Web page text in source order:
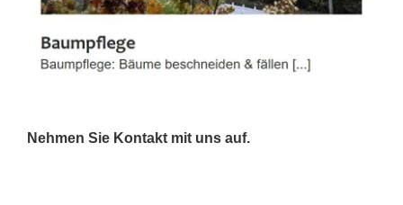
Nehmen Sie Kontakt mit uns auf.